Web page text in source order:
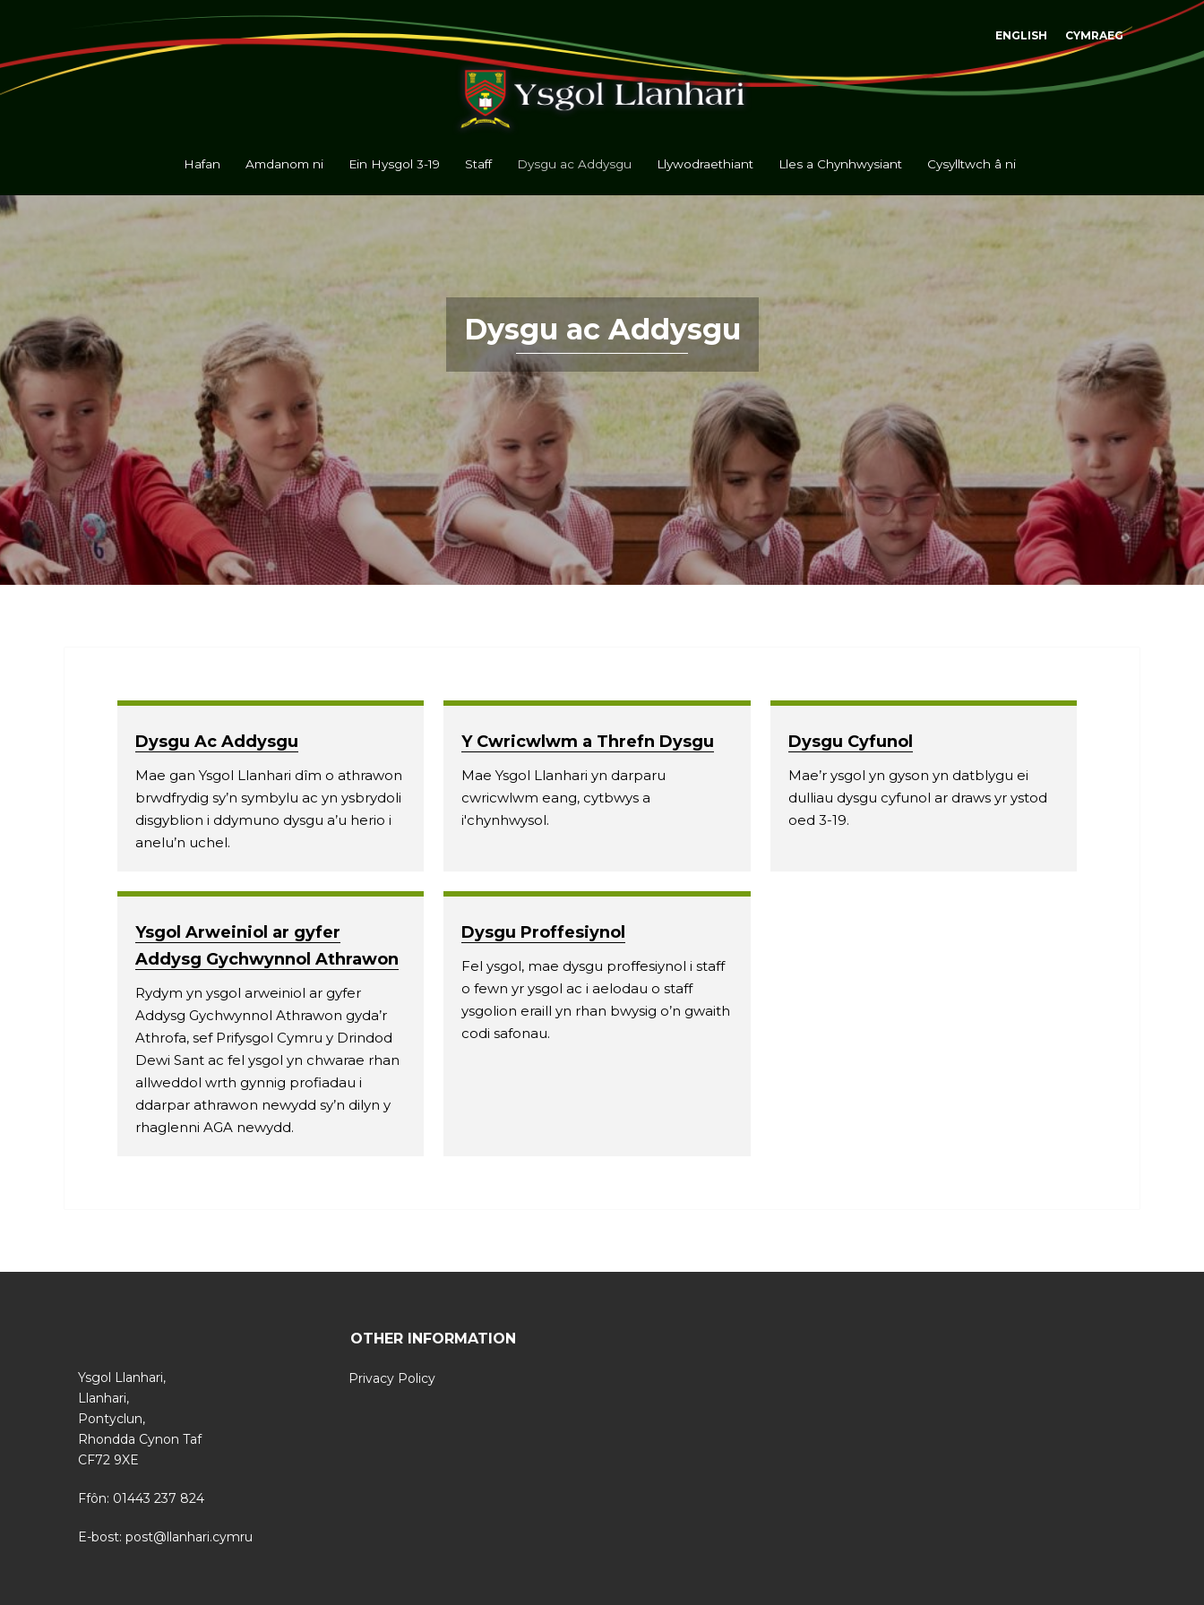
ENGLISH CYMRAEG
Hafan Amdanom ni Ein Hysgol 3-19 Staff Dysgu ac Addysgu Llywodraethiant Lles a Chynhwysiant Cysylltwch â ni
Dysgu ac Addysgu
Dysgu Ac Addysgu
Mae gan Ysgol Llanhari dîm o athrawon
brwdfrydig sy’n symbylu ac yn ysbrydoli
disgyblion i ddymuno dysgu a’u herio i
anelu’n uchel.
Y Cwricwlwm a Threfn Dysgu
Mae Ysgol Llanhari yn darparu
cwricwlwm eang, cytbwys a
i'chynhwysol.
Dysgu Cyfunol
Mae’r ysgol yn gyson yn datblygu ei
dulliau dysgu cyfunol ar draws yr ystod
oed 3-19.
Ysgol Arweiniol ar gyfer
Addysg Gychwynnol Athrawon
Rydym yn ysgol arweiniol ar gyfer
Addysg Gychwynnol Athrawon gyda’r
Athrofa, sef Prifysgol Cymru y Drindod
Dewi Sant ac fel ysgol yn chwarae rhan
allweddol wrth gynnig profiadau i
ddarpar athrawon newydd sy’n dilyn y
rhaglenni AGA newydd.
Dysgu Proffesiynol
Fel ysgol, mae dysgu proffesiynol i staff
o fewn yr ysgol ac i aelodau o staff
ysgolion eraill yn rhan bwysig o’n gwaith
codi safonau.
Ysgol Llanhari,
Llanhari,
Pontyclun,
Rhondda Cynon Taf
CF72 9XE
Ffôn: 01443 237 824
E-bost: post@llanhari.cymru
OTHER INFORMATION
Privacy Policy